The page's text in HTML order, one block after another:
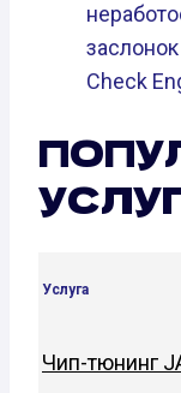
Check
Услуга
Чип-тюнинг